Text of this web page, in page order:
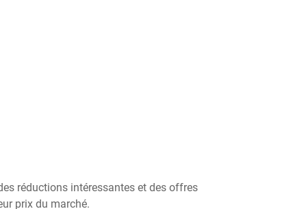
réductions intéressantes et des offres
prix du marché.